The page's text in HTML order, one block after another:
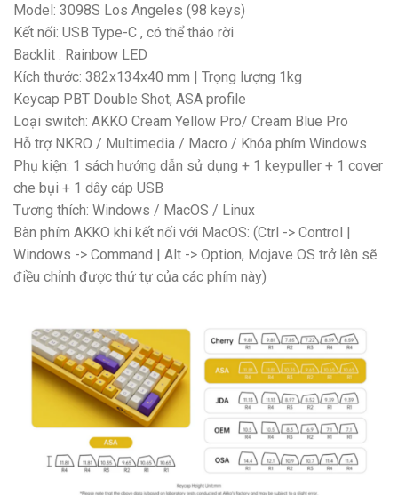
Model: 3098S Los Angeles (98 keys)
Kết nối: USB Type-C , có thể tháo rời
Backlit : Rainbow LED
Kích thước: 382x134x40 mm | Trọng lượng 1kg
Keycap PBT Double Shot, ASA profile
Loại switch: AKKO Cream Yellow Pro/ Cream Blue Pro
Hỗ trợ NKRO / Multimedia / Macro / Khóa phím Windows
Phụ kiện: 1 sách hướng dẫn sử dụng + 1 keypuller + 1 cover
che bụi + 1 dây cáp USB
Tương thích: Windows / MacOS / Linux
Bàn phím AKKO khi kết nối với MacOS: (Ctrl -> Control |
Windows -> Command | Alt -> Option, Mojave OS trở lên sẽ
điều chỉnh được thứ tự của các phím này)